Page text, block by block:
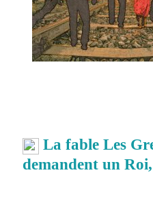
La fable Les
demandent un